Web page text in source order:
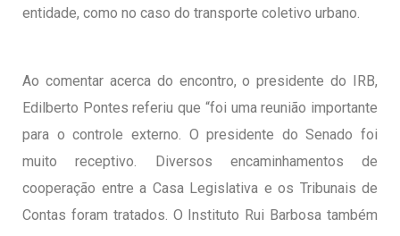
entidade, como no caso do transporte coletivo urbano.
Ao comentar acerca do encontro, o presidente do IRB,
Edilberto Pontes referiu que “foi uma reunião importante
para o controle externo. O presidente do Senado foi
muito receptivo. Diversos encaminhamentos de
cooperação entre a Casa Legislativa e os Tribunais de
Contas foram tratados. O Instituto Rui Barbosa também